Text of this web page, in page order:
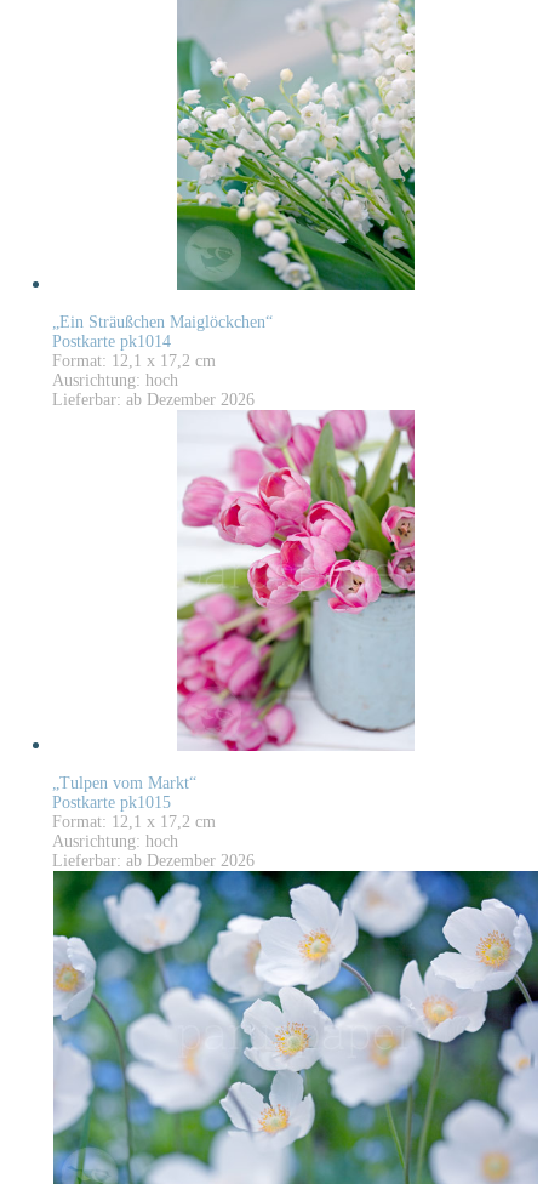
„Ein Sträußchen Maiglöckchen“
Postkarte pk1014
Format: 12,1 x 17,2 cm
Ausrichtung: hoch
Lieferbar: ab Dezember 2026
„Tulpen vom Markt“
Postkarte pk1015
Format: 12,1 x 17,2 cm
Ausrichtung: hoch
Lieferbar: ab Dezember 2026